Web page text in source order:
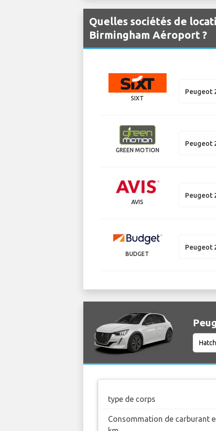
Quelles sociétés de
Birmingham Aéroport ?
SIXT
Peugeot
GREEN MOTION
Peugeot
AVIS
Peugeot
BUDGET
Peugeot
type de corps
Consommation de carburant